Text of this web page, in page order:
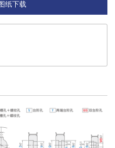
纸下载